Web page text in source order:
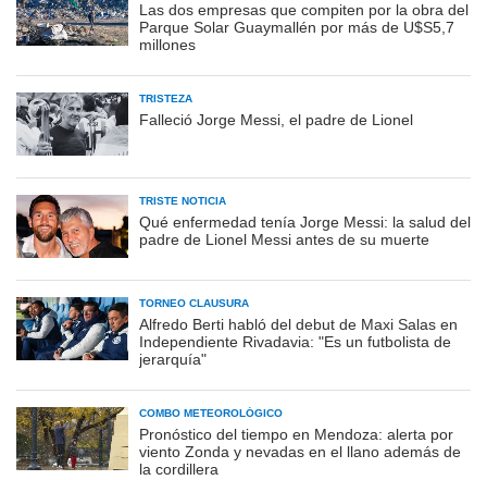
Las dos empresas que compiten por la obra del
Parque Solar Guaymallén por más de U$S5,7
millones
TRISTEZA
Falleció Jorge Messi, el padre de Lionel
TRISTE NOTICIA
Qué enfermedad tenía Jorge Messi: la salud del
padre de Lionel Messi antes de su muerte
TORNEO CLAUSURA
Alfredo Berti habló del debut de Maxi Salas en
Independiente Rivadavia: "Es un futbolista de
jerarquía"
COMBO METEOROLÓGICO
Pronóstico del tiempo en Mendoza: alerta por
viento Zonda y nevadas en el llano además de
la cordillera